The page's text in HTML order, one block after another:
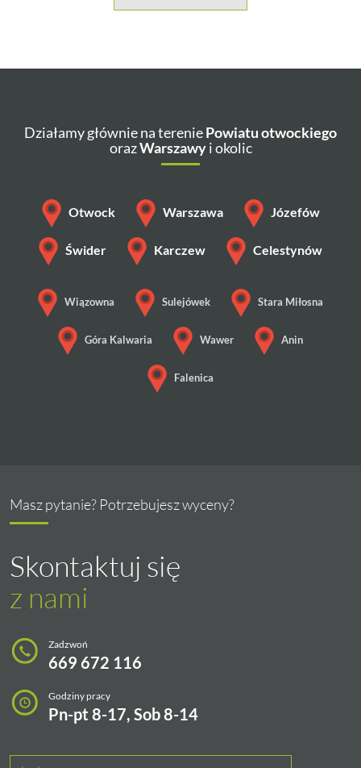
Działamy głównie na tereniePowiatu otwockiego
orazWarszawyi okolic
Otwock Warszawa Józefów
Świder Karczew Celestynów
Wiązowna Sulejówek Stara Miłosna
Góra Kalwaria Wawer Anin
Falenica
Masz pytanie? Potrzebujesz wyceny?
Skontaktuj się
z nami
Zadzwoń
669 672 116
Godziny pracy
Pn-pt 8-17, Sob 8-14